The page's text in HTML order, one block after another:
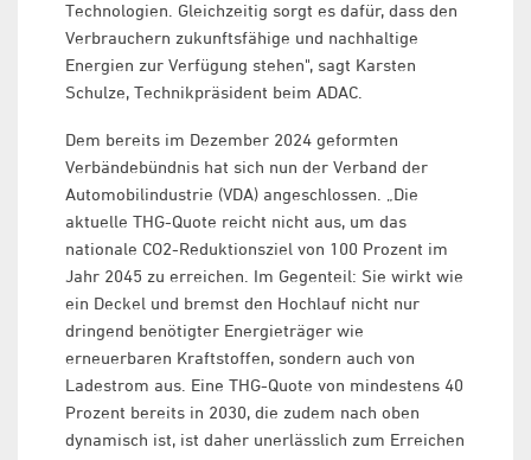
Technologien. Gleichzeitig sorgt es dafür, dass den
Verbrauchern zukunftsfähige und nachhaltige
Energien zur Verfügung stehen", sagt Karsten
Schulze, Technikpräsident beim ADAC.
Dem bereits im Dezember 2024 geformten
Verbändebündnis hat sich nun der Verband der
Automobilindustrie (VDA) angeschlossen. „Die
aktuelle THG-Quote reicht nicht aus, um das
nationale CO2-Reduktionsziel von 100 Prozent im
Jahr 2045 zu erreichen. Im Gegenteil: Sie wirkt wie
ein Deckel und bremst den Hochlauf nicht nur
dringend benötigter Energieträger wie
erneuerbaren Kraftstoffen, sondern auch von
Ladestrom aus. Eine THG-Quote von mindestens 40
Prozent bereits in 2030, die zudem nach oben
dynamisch ist, ist daher unerlässlich zum Erreichen